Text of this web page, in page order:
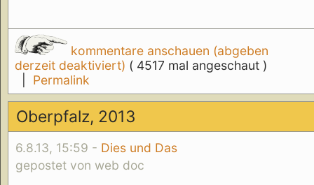
kommentare anschauen (abgeben
derzeit deaktiviert) ( 4517 mal angeschaut )
Permalink
Oberpfalz, 2013
6.8.13, 15:59 - Dies und Das
gepostet von web doc